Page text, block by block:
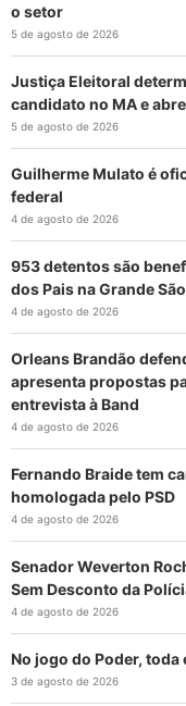
o setor
5 de agosto de 2026
Justiça Eleitoral
candidato no MA e
5 de agosto de 2026
Guilherme Mulato é
federal
4 de agosto de 2026
953 detentos são
dos Pais na Grande
4 de agosto de 2026
Orleans Brandão
apresenta propostas
entrevista à Band
4 de agosto de 2026
Fernando Braide tem
homologada pelo PSD
4 de agosto de 2026
Senador Weverton
Sem Desconto da
4 de agosto de 2026
No jogo do Poder,
3 de agosto de 2026